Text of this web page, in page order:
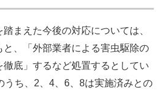
まえた今後の対応については、
と、「外部業者による害虫駆除の
底」するなど処置するとしてい
うち、2、4、6、8は実施済みとの